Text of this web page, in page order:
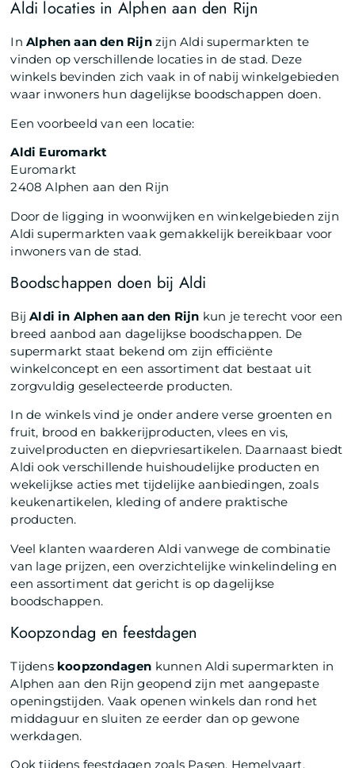
Aldi locaties in Alphen aan den Rijn
InAlphen aan den Rijnzijn Aldi supermarkten te
vinden op verschillende locaties in de stad. Deze
winkels bevinden zich vaak in of nabij winkelgebieden
waar inwoners hun dagelijkse boodschappen doen.
Een voorbeeld van een locatie:
Aldi Euromarkt
Euromarkt
2408 Alphen aan den Rijn
Door de ligging in woonwijken en winkelgebieden zijn
Aldi supermarkten vaak gemakkelijk bereikbaar voor
inwoners van de stad.
Boodschappen doen bij Aldi
BijAldi in Alphen aan den Rijn kun je terecht voor een
breed aanbod aan dagelijkse boodschappen. De
supermarkt staat bekend om zijn efficiënte
winkelconcept en een assortiment dat bestaat uit
zorgvuldig geselecteerde producten.
In de winkels vind je onder andere verse groenten en
fruit, brood en bakkerijproducten, vlees en vis,
zuivelproducten en diepvriesartikelen. Daarnaast biedt
Aldi ook verschillende huishoudelijke producten en
wekelijkse acties met tijdelijke aanbiedingen, zoals
keukenartikelen, kleding of andere praktische
producten.
Veel klanten waarderen Aldi vanwege de combinatie
van lage prijzen, een overzichtelijke winkelindeling en
een assortiment dat gericht is op dagelijkse
boodschappen.
Koopzondag en feestdagen
Tijdens koopzondagen kunnen Aldi supermarkten in
Alphen aan den Rijn geopend zijn met aangepaste
openingstijden. Vaak openen winkels dan rond het
middaguur en sluiten ze eerder dan op gewone
werkdagen.
Ook tijdens feestdagen zoals Pasen, Hemelvaart,